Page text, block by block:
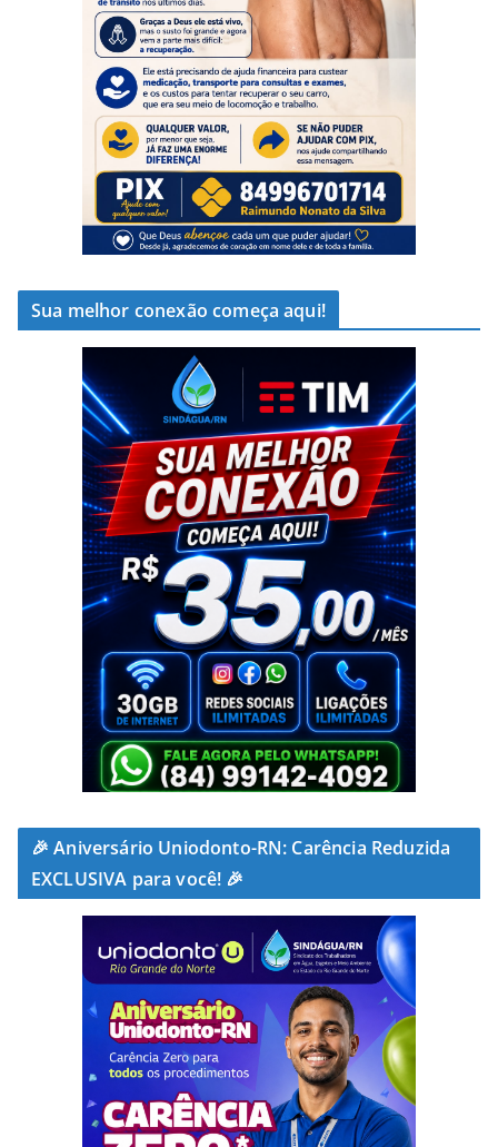
Sua melhor conexão começa aqui!
🎉 Aniversário Uniodonto-RN: Carência Reduzida
EXCLUSIVA para você! 🎉